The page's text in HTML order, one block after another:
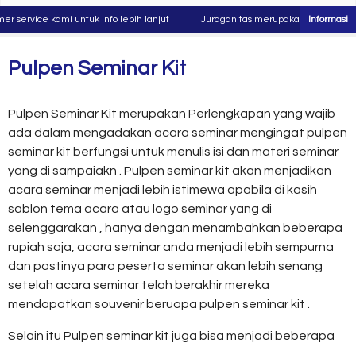
kami untuk info lebih lanjut Juragan tas merupakan produsen dan
Pulpen Seminar Kit
Pulpen Seminar Kit merupakan Perlengkapan yang wajib
ada dalam mengadakan acara seminar mengingat pulpen
seminar kit berfungsi untuk menulis isi dan materi seminar
yang di sampaiakn . Pulpen seminar kit akan menjadikan
acara seminar menjadi lebih istimewa apabila di kasih
sablon tema acara atau logo seminar yang di
selenggarakan , hanya dengan menambahkan beberapa
rupiah saja, acara seminar anda menjadi lebih sempurna
dan pastinya para peserta seminar akan lebih senang
setelah acara seminar telah berakhir mereka
mendapatkan souvenir beruapa pulpen seminar kit .
Selain itu Pulpen seminar kit juga bisa menjadi beberapa